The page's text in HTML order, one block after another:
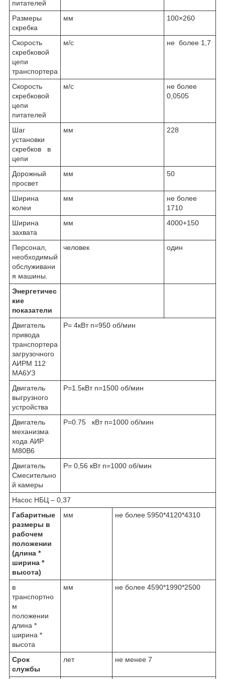
питателей
Размеры
скребка
мм 100×260
Скорость
скребковой
цепи
транспортера
м/с не более 1,7
Скорость
скребковой
цепи
питателей
м/с
не более
0,0505
Шаг
установки
скребков в
цепи
мм 228
Дорожный
просвет
мм 50
Ширина
колеи
мм
не более
1710
Ширина
захвата
мм 4000+150
Персонал,
необходи­мый
обслуживани
я машины.
человек один
Энергетичес
кие
показатели
Двигатель
привода
транспортера
загрузочно­го
АИРМ 112
МА6УЗ
P= 4кВт n=950 об/мин
Двигатель
выгрузного
устройства
P=1.5кВт n=1500 об/мин
Двигатель
механизма
хода АИР
М80В6
P=0.75 кВт n=1000 об/мин
Двигатель
Смесительно
й камеры
P= 0,56 кВт n=1000 об/мин
Насос НБЦ – 0,37
Габаритные
размеры в
рабочем
положении
(длина *
ширина *
высота)
мм не более 5950*4120*4310
в
транспортно
м
положении
длина *
ширина *
высота
мм не более 4590*1990*2500
Срок
службы
лет не менее 7